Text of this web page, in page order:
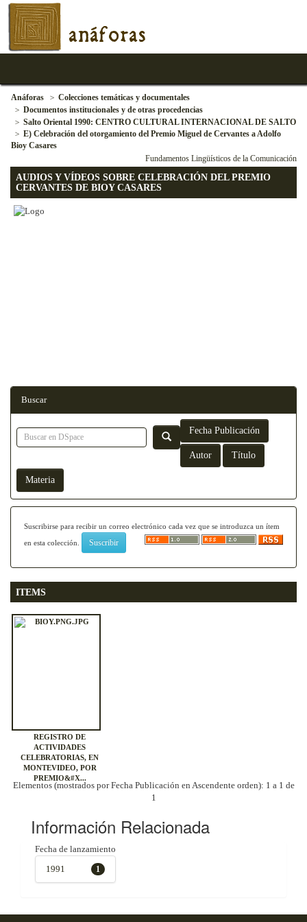
anáforas
Anáforas
Colecciones temáticas y documentales
Documentos institucionales y de otras procedencias
Salto Oriental 1990: CENTRO CULTURAL INTERNACIONAL DE SALTO
E) Celebración del otorgamiento del Premio Miguel de Cervantes a Adolfo
Bioy Casares
Fundamentos Lingüísticos de la Comunicación
AUDIOS Y VÍDEOS SOBRE CELEBRACIÓN DEL PREMIO
CERVANTES DE BIOY CASARES
Buscar
Suscribirse para recibir un correo electrónico cada vez que se introduzca un ítem
en esta colección.
ITEMS
REGISTRO DE
ACTIVIDADES
CELEBRATORIAS, EN
MONTEVIDEO, POR
PREMIO&#X...
Elementos (mostrados por Fecha Publicación en Ascendente orden): 1 a 1 de
1
Información Relacionada
Fecha de lanzamiento
1
1991